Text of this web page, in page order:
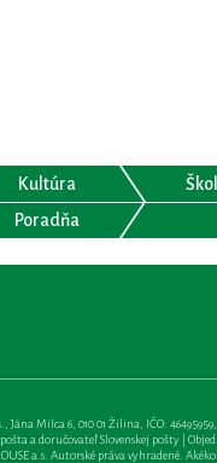
Kultúra
Poradňa
Milca 6, 010 01 Žilina, IČO:
a doručovateľ Slovenskej pošty |
a.s. Autorské práva vyhradené.